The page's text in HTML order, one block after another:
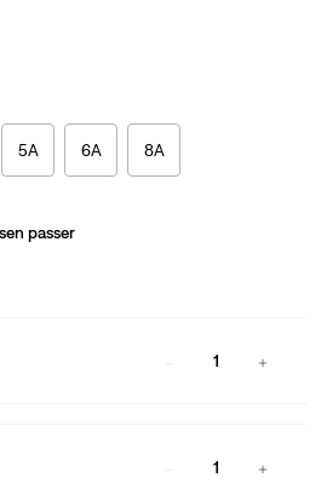
5A 6A 8A
passer
1
1